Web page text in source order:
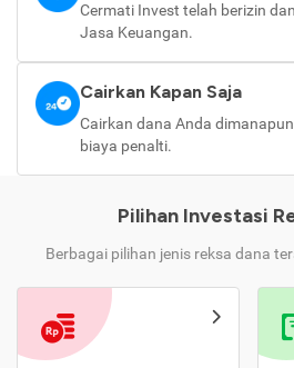
Cermati Invest telah berizin
Jasa Keuangan.
Cairkan Kapan Saja
Cairkan dana Anda
biaya penalti.
Pilihan Investasi
Berbagai pilihan jenis reksa dana